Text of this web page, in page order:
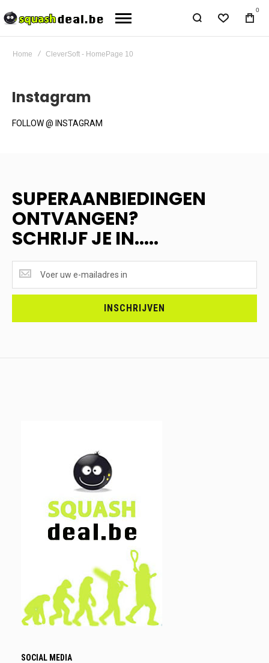
0
Home CleverSoft - HomePage 10
Instagram
FOLLOW @ INSTAGRAM
SUPERAANBIEDINGEN
ONTVANGEN?
SCHRIJF JE IN.....
ONTVANGEN?
<br>SCHRIJF
INSCHRIJVEN
SOCIAL MEDIA